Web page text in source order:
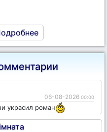
06-08-2026 00:00
украсил роман